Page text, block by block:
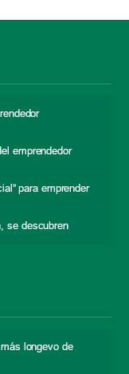
emprendedor
para emprender
se descubren
longevo de